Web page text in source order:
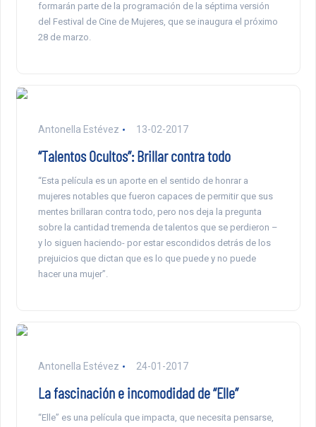
formarán parte de la programación de la séptima versión
del Festival de Cine de Mujeres, que se inaugura el próximo
28 de marzo.
Antonella Estévez 13-02-2017
“Talentos Ocultos”: Brillar contra todo
“Esta película es un aporte en el sentido de honrar a
mujeres notables que fueron capaces de permitir que sus
mentes brillaran contra todo, pero nos deja la pregunta
sobre la cantidad tremenda de talentos que se perdieron –
y lo siguen haciendo- por estar escondidos detrás de los
prejuicios que dictan que es lo que puede y no puede
hacer una mujer”.
Antonella Estévez 24-01-2017
La fascinación e incomodidad de “Elle”
“Elle” es una película que impacta, que necesita pensarse,